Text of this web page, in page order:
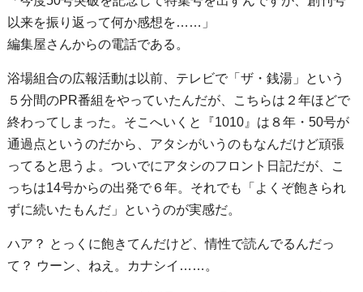
以来を振り返って何か感想を……」
編集屋さんからの電話である。
浴場組合の広報活動は以前、テレビで「ザ・銭湯」という
５分間のPR番組をやっていたんだが、こちらは２年ほどで
終わってしまった。そこへいくと『1010』は８年・50号が
通過点というのだから、アタシがいうのもなんだけど頑張
ってると思うよ。ついでにアタシのフロント日記だが、こ
っちは14号からの出発で６年。それでも「よくぞ飽きられ
ずに続いたもんだ」というのが実感だ。
ハア？ とっくに飽きてんだけど、情性で読んでるんだっ
て？ ウーン、ねえ。カナシイ……。